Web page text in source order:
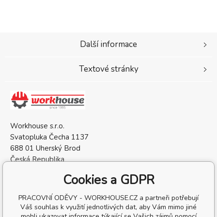
Workhouse s.r.o.
Svatopluka Čecha 1137
688 01 Uherský Brod
Česká Republika
DIČ: CZ05568137
Další informace
Textové stránky
Cookies a GDPR
PRACOVNÍ ODĚVY - WORKHOUSE.CZ a partneři potřebují
Váš souhlas k využití jednotlivých dat, aby Vám mimo jiné